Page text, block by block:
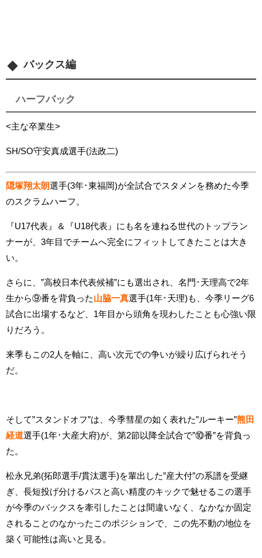
バックス編
ハーフバック
<主な卒業生>
SH/SO守安真成選手(法政二)
隠塚翔太朗選手(3年･東福岡)が全試合でスタメンを務めた今季
のスクラムハーフ。
『U17代表』＆『U18代表』にも名を連ねる世代のトップラン
ナーが、3年目でチームへ完全にフィットしてきたことは大き
い。
さらに、”高校日本代表候補”にも選出され、名門･天理高で2年
生から⑨番を背負った 山脇一真選手(1年･天理)も、今季リーグ6
試合に出場するなど、1年目から頭角を現わしたことも心強い限
りだろう。
来季もこの2人を軸に、高い次元での争いが繰り広げられそう
だ。
そして”スタンドオフ”は、今季彗星の如く表れた”ルーキー”熊田
経道選手(1年･大産大府)が、第2節以降全試合で”⑩番”を背負っ
た。
松永兄弟(拓郎選手/貫汰選手)を輩出した”産大付”の系譜を受継
ぎ、長短投げ分けるパスと高い精度のキックで魅せるこの選手
が今季のバックスを牽引したことは間違いなく、なかなか固定
されることのなかったこのポジションで、この先不動の地位を
築く可能性は高いと見る。